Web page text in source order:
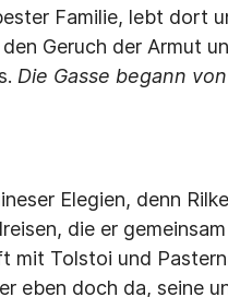
Familie, lebt dort
Geruch der Armut
Die Gasse begann
Elegien, denn
die er
mit Tolstoi und
eben doch da, seine